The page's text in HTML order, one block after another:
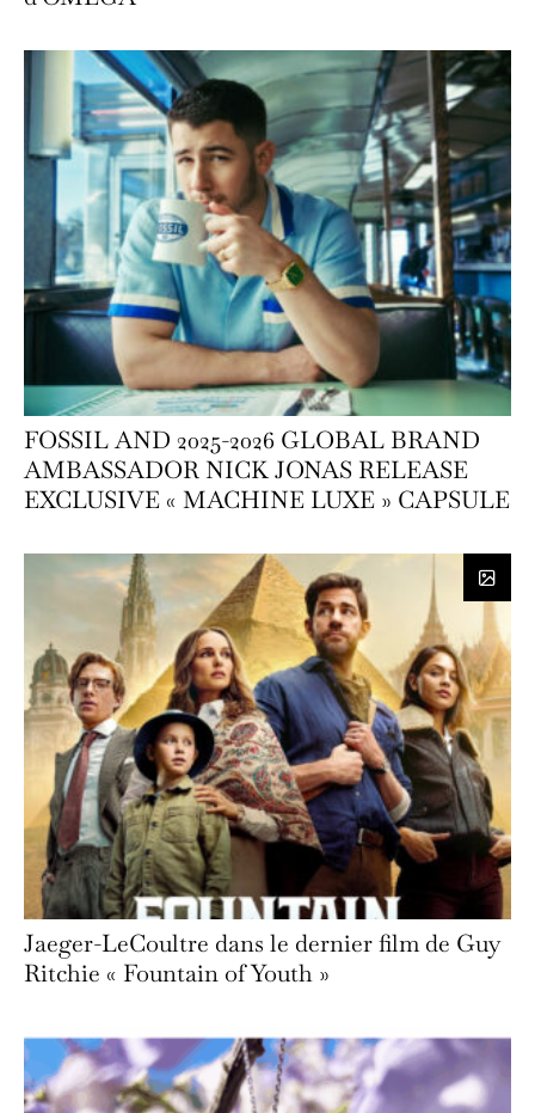
FOSSIL AND 2025-2026 GLOBAL BRAND
AMBASSADOR NICK JONAS RELEASE
EXCLUSIVE « MACHINE LUXE » CAPSULE
Jaeger-LeCoultre dans le dernier film de Guy
Ritchie « Fountain of Youth »